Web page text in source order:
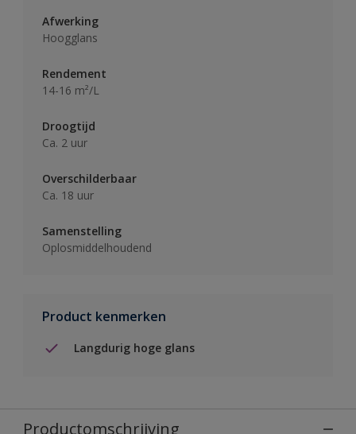
Afwerking
Hoogglans
Rendement
14-16 m²/L
Droogtijd
Ca. 2 uur
Overschilderbaar
Ca. 18 uur
Samenstelling
Oplosmiddelhoudend
Product kenmerken
Langdurig hoge glans
Productomschrijving